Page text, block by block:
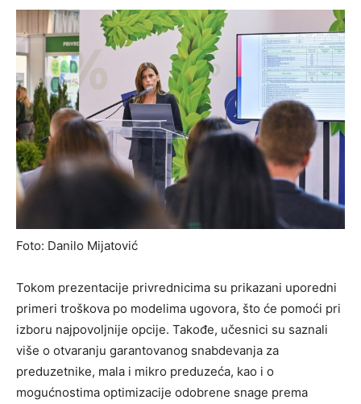
Foto: Danilo Mijatović
Tokom prezentacije privrednicima su prikazani uporedni
primeri troškova po modelima ugovora, što će pomoći pri
izboru najpovoljnije opcije. Takođe, učesnici su saznali
više o otvaranju garantovanog snabdevanja za
preduzetnike, mala i mikro preduzeća, kao i o
mogućnostima optimizacije odobrene snage prema